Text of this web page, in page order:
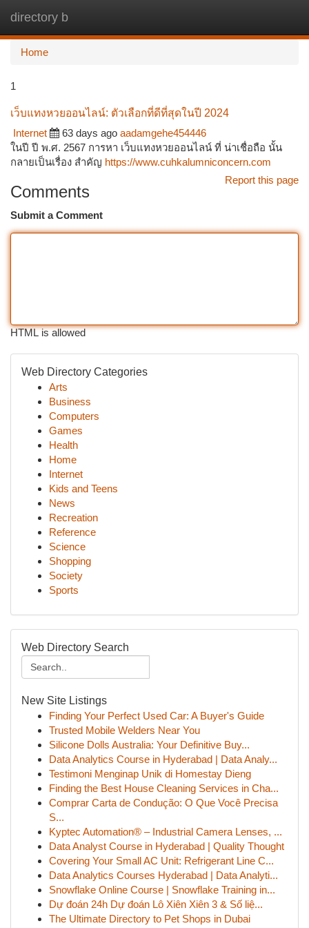
directory b
Home
1
เว็บแทงหวยออนไลน์: ตัวเลือกที่ดีที่สุดในปี 2024
Internet
63 days ago aadamgehe454446
ในปี ปี พ.ศ. 2567 การหา เว็บแทงหวยออนไลน์ ที่ น่าเชื่อถือ นั้น
กลายเป็นเรื่อง สำคัญ https://www.cuhkalumniconcern.com
Report this page
Comments
Submit a Comment
HTML is allowed
Web Directory Categories
Arts
Business
Computers
Games
Health
Home
Internet
Kids and Teens
News
Recreation
Reference
Science
Shopping
Society
Sports
Web Directory Search
New Site Listings
Finding Your Perfect Used Car: A Buyer's Guide
Trusted Mobile Welders Near You
Silicone Dolls Australia: Your Definitive Buy...
Data Analytics Course in Hyderabad | Data Analy...
Testimoni Menginap Unik di Homestay Dieng
Finding the Best House Cleaning Services in Cha...
Comprar Carta de Condução: O Que Você Precisa
S...
Kyptec Automation® – Industrial Camera Lenses, ...
Data Analyst Course in Hyderabad | Quality Thought
Covering Your Small AC Unit: Refrigerant Line C...
Data Analytics Courses Hyderabad | Data Analyti...
Snowflake Online Course | Snowflake Training in...
Dự đoán 24h Dự đoán Lô Xiên Xiên 3 & Số liệ...
The Ultimate Directory to Pet Shops in Dubai